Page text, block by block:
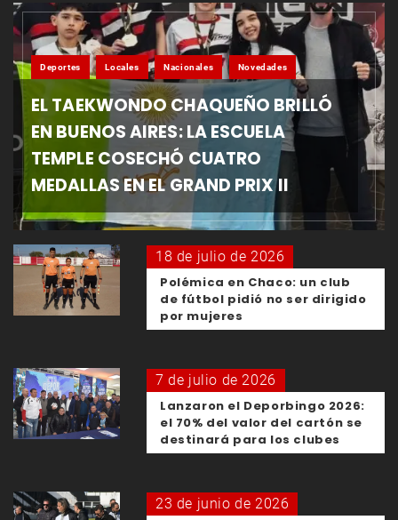
Deportes Locales Nacionales Novedades
EL TAEKWONDO CHAQUEÑO BRILLÓ
EN BUENOS AIRES: LA ESCUELA
TEMPLE COSECHÓ CUATRO
MEDALLAS EN EL GRAND PRIX II
18 de julio de 2026
Polémica en Chaco: un club
de fútbol pidió no ser dirigido
por mujeres
7 de julio de 2026
Lanzaron el Deporbingo 2026:
el 70% del valor del cartón se
destinará para los clubes
23 de junio de 2026